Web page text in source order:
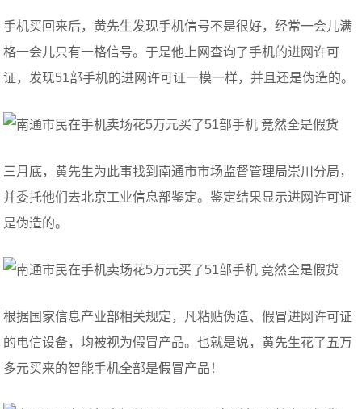
手机买回来后，黄先生发现手机信号不是很好，经常一会儿满
格一会儿只有一格信号。于是他上网查询了手机的进网许可
证，发现51部手机的进网许可证一模一样，并且还是伪造的。
三月底，黄先生为此事找到南通市市场监督管理局崇川分局，
并委托他们去北京工业信息部鉴定。鉴定结果显示进网许可证
是伪造的。
根据国家信息产业部相关规定，凡粘贴伪造、假冒进网许可证
的电信设备，均被视为假冒产品。也就是说，黄先生花了五万
多元买来的智能手机全部是假冒产品！